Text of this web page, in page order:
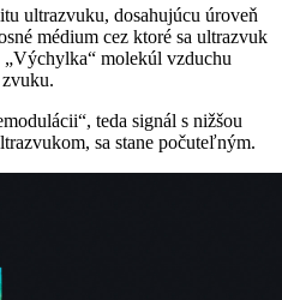
ultrazvuku, dosahujúcu úroveň
médium cez ktoré sa ultrazvuk
„Výchylka“ molekúl vzduchu
teda signál s nižšou
sa stane počuteľným.